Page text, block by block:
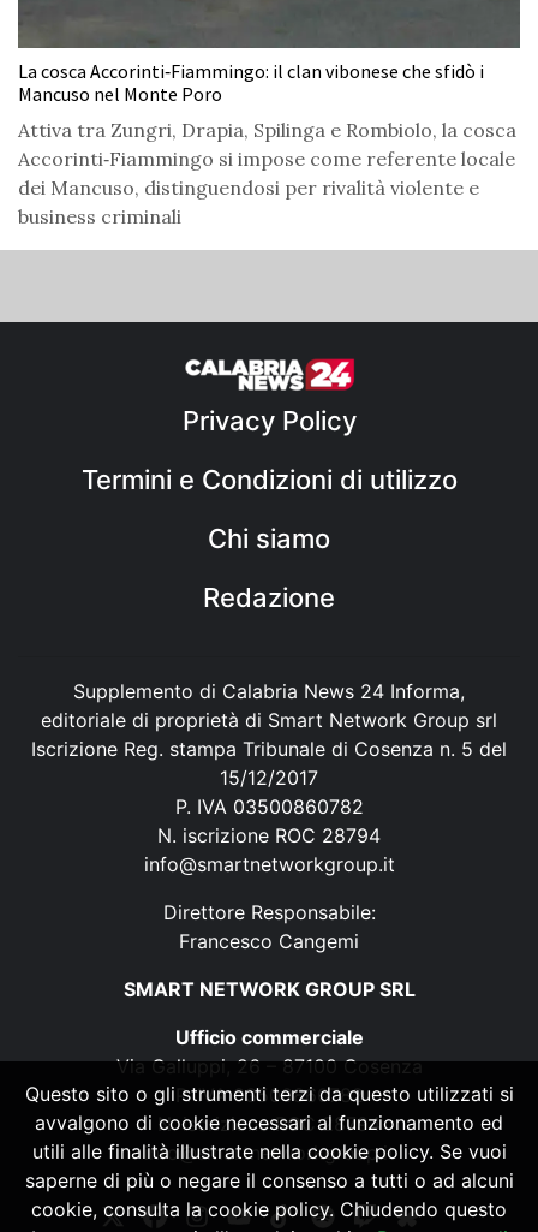
La cosca Accorinti‑Fiammingo: il clan vibonese che sfidò i
Mancuso nel Monte Poro
Attiva tra Zungri, Drapia, Spilinga e Rombiolo, la cosca
Accorinti‑Fiammingo si impose come referente locale
dei Mancuso, distinguendosi per rivalità violente e
business criminali
Privacy Policy
Termini e Condizioni di utilizzo
Chi siamo
Redazione
Supplemento di Calabria News 24 Informa,
editoriale di proprietà di Smart Network Group srl
Iscrizione Reg. stampa Tribunale di Cosenza n. 5 del
15/12/2017
P. IVA 03500860782
N. iscrizione ROC 28794
info@smartnetworkgroup.it
Direttore Responsabile:
Francesco Cangemi
SMART NETWORK GROUP SRL
Ufficio commerciale
Via Galluppi, 26 – 87100 Cosenza
P. IVA 03500860782
N. iscrizione ROC 28794
info@smartnetworkgroup.it
Questo sito o gli strumenti terzi da questo utilizzati si
avvalgono di cookie necessari al funzionamento ed
utili alle finalità illustrate nella cookie policy. Se vuoi
saperne di più o negare il consenso a tutti o ad alcuni
cookie, consulta la cookie policy. Chiudendo questo